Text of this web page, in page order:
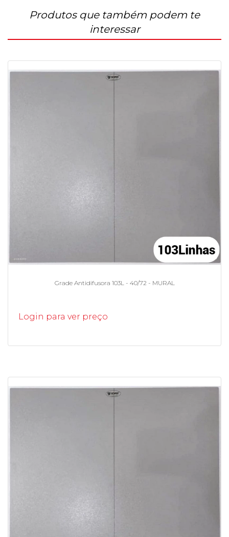
Produtos que também podem te
interessar
Grade Antidifusora 103L - 40/72 - MURAL
Login para ver preço